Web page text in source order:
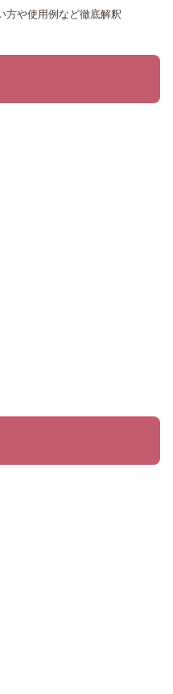
方や使用例など徹底解釈